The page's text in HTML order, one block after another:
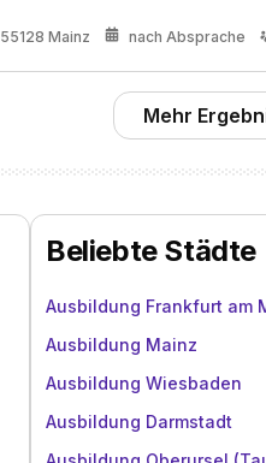
55128 Mainz nach Absprache
Mehr
Beliebte Städte
Ausbildung Frankfurt am
Ausbildung Mainz
Ausbildung Wiesbaden
Ausbildung Darmstadt